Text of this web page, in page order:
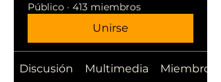
Público · 413 miembros
Unirse
Discusión Multimedia Miembros